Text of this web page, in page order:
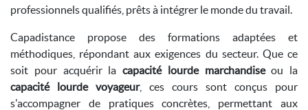
professionnels qualifiés, prêts à intégrer le monde du travail.
Capadistance propose des formations adaptées et
méthodiques, répondant aux exigences du secteur. Que ce
soit pour acquérir la capacité lourde marchandiseou la
capacité lourde voyageur, ces cours sont conçus pour
s'accompagner de pratiques concrètes, permettant aux